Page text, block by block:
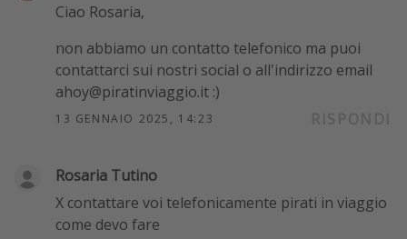
Ciao Rosaria,
non abbiamo un contatto telefonico ma puoi
contattarci sui nostri social o all'indirizzo email
ahoy@piratinviaggio.it :)
13 GENNAIO 2025, 14:23
Rosaria Tutino
X contattare voi telefonicamente pirati in viaggio
come devo fare